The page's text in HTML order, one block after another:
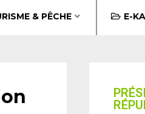
& PÊCHE E-